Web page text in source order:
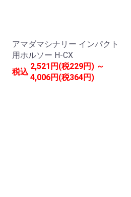
アマダマシナリー インパクト
用ホルソー H-CX
税込
2,521円(税229円) ～
4,006円(税364円)